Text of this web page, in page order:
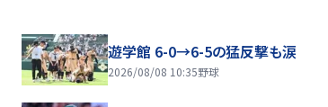
遊学館 6-0→6-5の猛反撃も涙
2026/08/08 10:35野球